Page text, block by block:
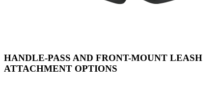
HANDLE-PASS AND FRONT-MOUNT LEASH
ATTACHMENT OPTIONS